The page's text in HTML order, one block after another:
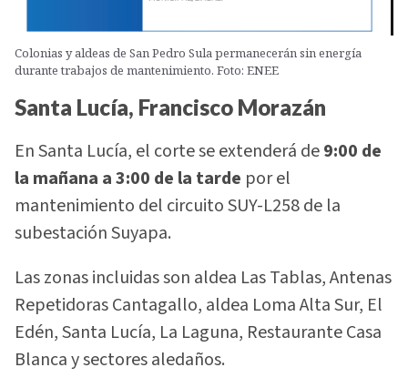
Colonias y aldeas de San Pedro Sula permanecerán sin energía
durante trabajos de mantenimiento. Foto: ENEE
Santa Lucía, Francisco Morazán
En Santa Lucía, el corte se extenderá de9:00 de
la mañana a 3:00 de la tarde por el
mantenimiento del circuito SUY-L258 de la
subestación Suyapa.
Las zonas incluidas son aldea Las Tablas, Antenas
Repetidoras Cantagallo, aldea Loma Alta Sur, El
Edén, Santa Lucía, La Laguna, Restaurante Casa
Blanca y sectores aledaños.